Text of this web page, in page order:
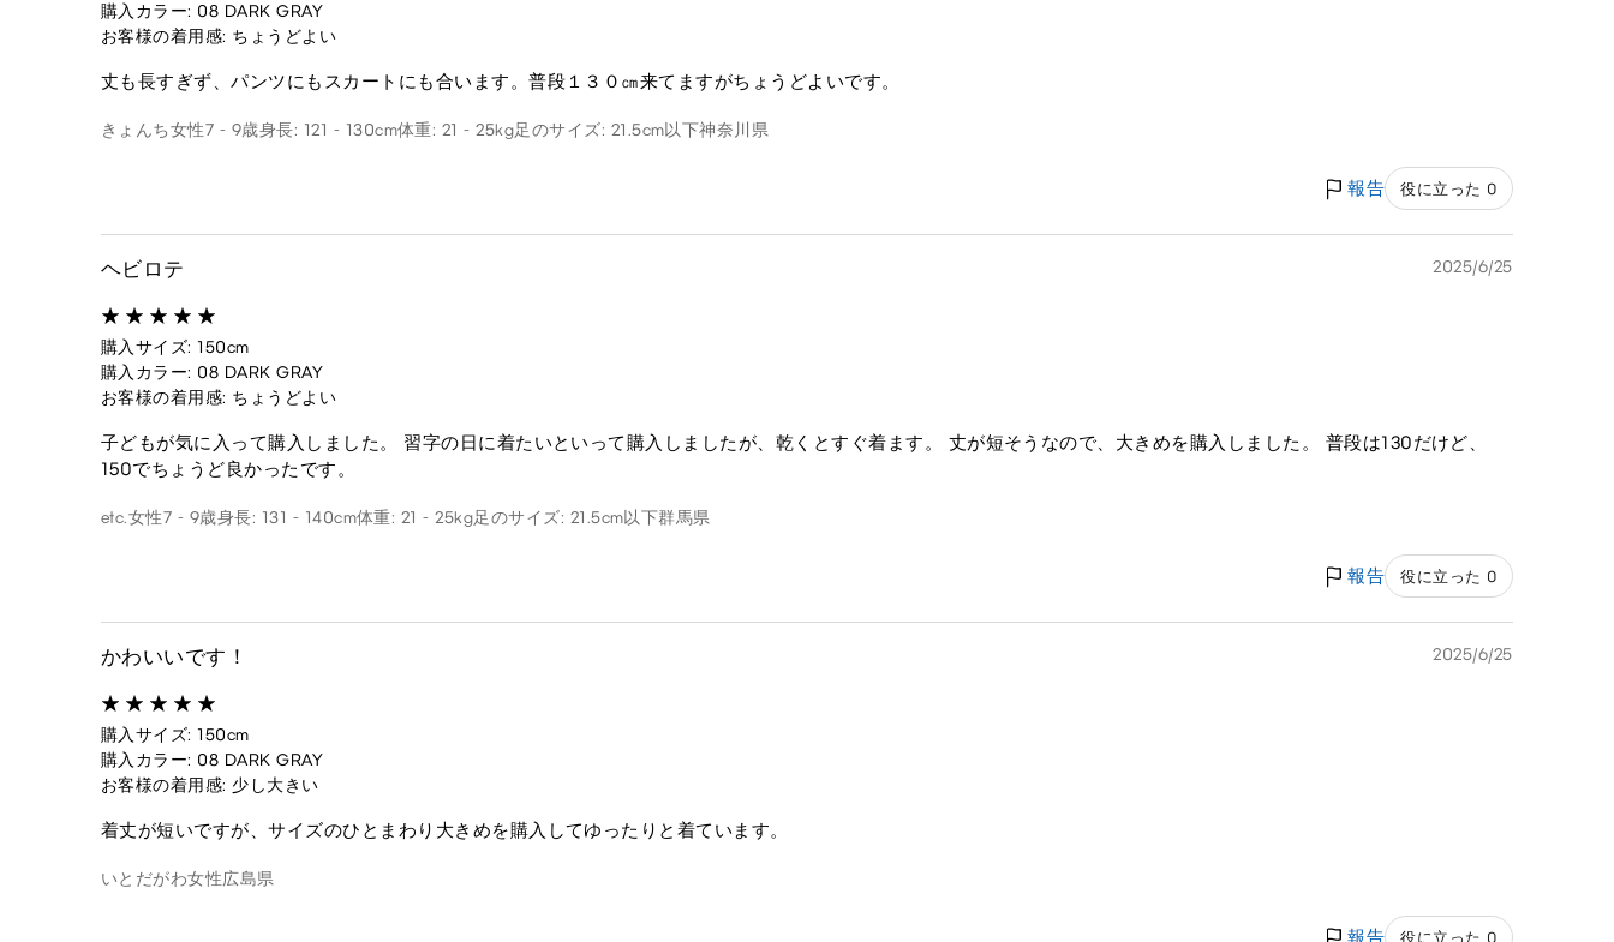
購入カラー: 08 DARK GRAY
お客様の着用感: ちょうどよい
丈も長すぎず、パンツにもスカートにも合います。普段１３０㎝来てますがちょうどよいです。
きょんち女性7 - 9歳身長: 121 - 130cm体重: 21 - 25kg足のサイズ: 21.5cm以下神奈川県
報告 役に立った 0
ヘビロテ 2025/6/25
購入サイズ: 150cm
購入カラー: 08 DARK GRAY
お客様の着用感: ちょうどよい
子どもが気に入って購入しました。 習字の日に着たいといって購入しましたが、乾くとすぐ着ます。 丈が短そうなので、大きめを購入しました。 普段は130だけど、
150でちょうど良かったです。
etc.女性7 - 9歳身長: 131 - 140cm体重: 21 - 25kg足のサイズ: 21.5cm以下群馬県
報告 役に立った 0
かわいいです！ 2025/6/25
購入サイズ: 150cm
購入カラー: 08 DARK GRAY
お客様の着用感: 少し大きい
着丈が短いですが、サイズのひとまわり大きめを購入してゆったりと着ています。
いとだがわ女性広島県
報告 役に立った 0